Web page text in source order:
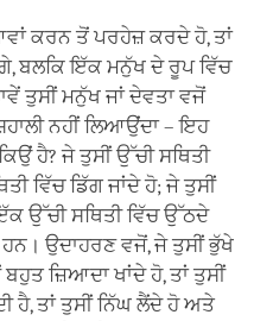
ਕਰਨ ਤੋਂ ਪਰਹੇਜ਼ ਕਰਦੇ ਹੋ, ਤਾਂ
ਬਲਕਿ ਇੱਕ ਮਨੁੱਖ ਦੇ ਰੂਪ ਵਿੱਚ
ਤੁਸੀਂ ਮਨੁੱਖ ਜਾਂ ਦੇਵਤਾ ਵਜੋਂ
ਨਹੀਂ ਲਿਆਉਂਦਾ – ਇਹ
ਹੈ? ਜੇ ਤੁਸੀਂ ਉੱਚੀ ਸਥਿਤੀ
ਵਿੱਚ ਡਿੱਗ ਜਾਂਦੇ ਹੋ; ਜੇ ਤੁਸੀਂ
ਉੱਚੀ ਸਥਿਤੀ ਵਿੱਚ ਉੱਠਦੇ
ਉਦਾਹਰਣ ਵਜੋਂ, ਜੇ ਤੁਸੀਂ ਭੁੱਖੇ
ਜ਼ਿਆਦਾ ਖਾਂਦੇ ਹੋ, ਤਾਂ ਤੁਸੀਂ
ਹੈ, ਤਾਂ ਤੁਸੀਂ ਨਿੱਘ ਲੈਂਦੇ ਹੋ ਅਤੇ